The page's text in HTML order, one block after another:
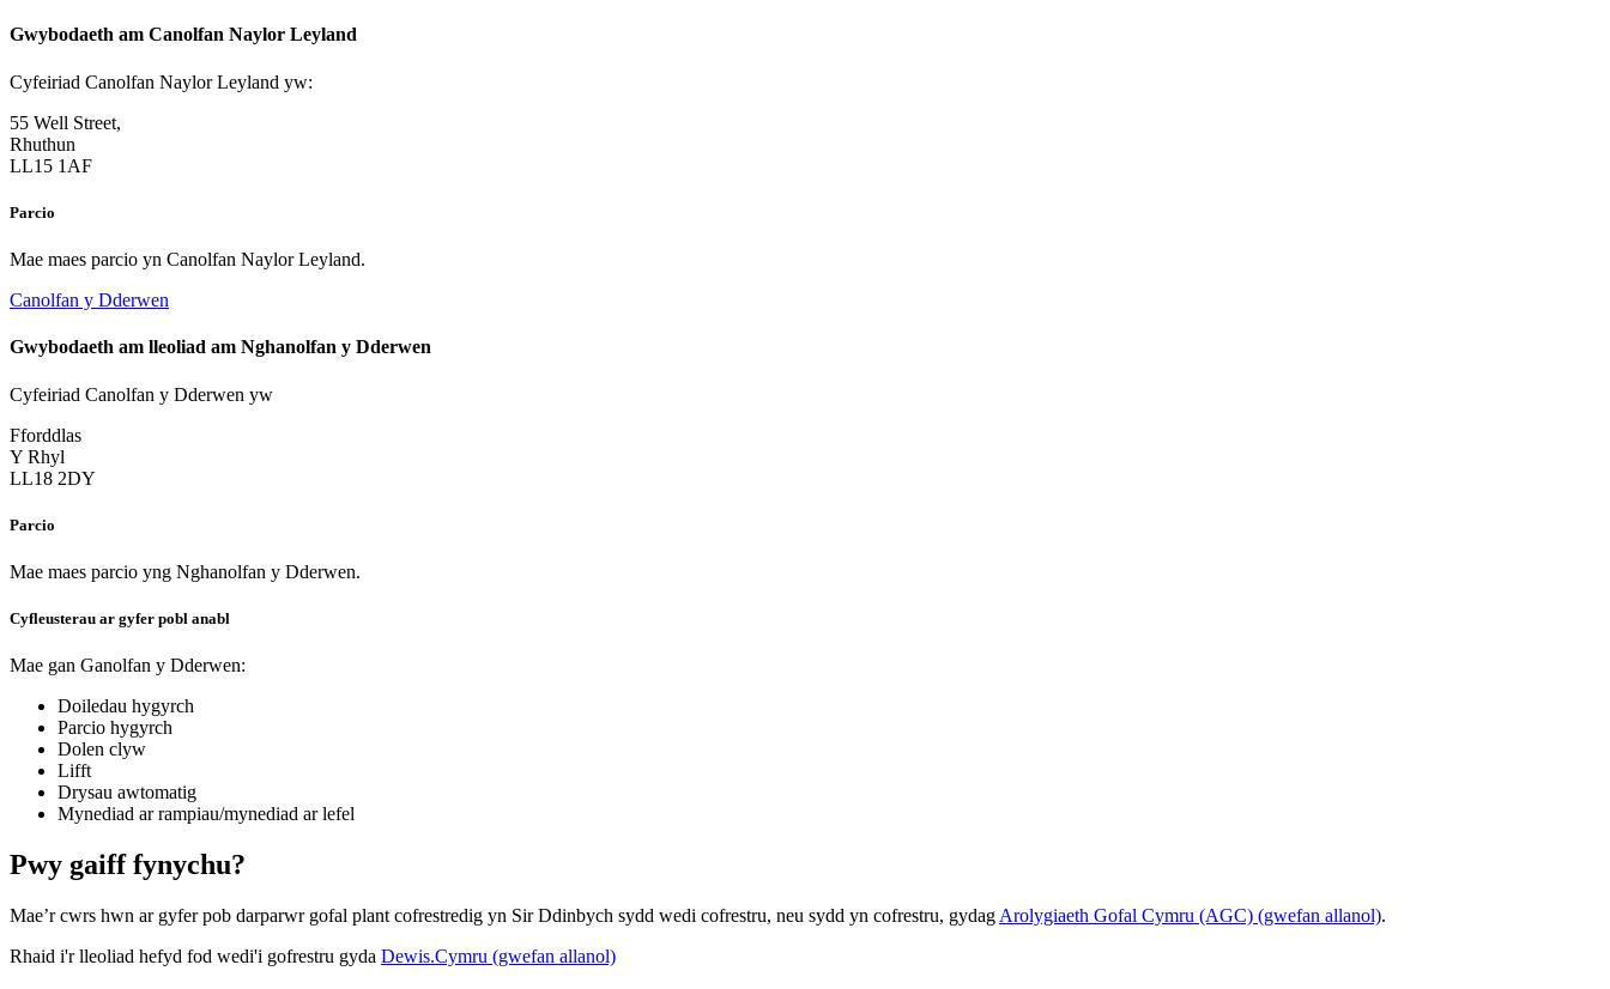
Gwybodaeth am Canolfan Naylor Leyland
Cyfeiriad Canolfan Naylor Leyland yw:
55 Well Street,
Rhuthun
LL15 1AF
Parcio
Mae maes parcio yn Canolfan Naylor Leyland.
Canolfan y Dderwen
Gwybodaeth am lleoliad am Nghanolfan y Dderwen
Cyfeiriad Canolfan y Dderwen yw
Fforddlas
Y Rhyl
LL18 2DY
Parcio
Mae maes parcio yng Nghanolfan y Dderwen.
Cyfleusterau ar gyfer pobl anabl
Mae gan Ganolfan y Dderwen:
Doiledau hygyrch
Parcio hygyrch
Dolen clyw
Lifft
Drysau awtomatig
Mynediad ar rampiau/mynediad ar lefel
Pwy gaiff fynychu?
Mae’r cwrs hwn ar gyfer pob darparwr gofal plant cofrestredig yn Sir Ddinbych sydd wedi cofrestru, neu sydd yn cofrestru, gydag Arolygiaeth Gofal Cymru (AGC) (gwefan allanol).
Rhaid i'r lleoliad hefyd fod wedi'i gofrestru gyda Dewis.Cymru (gwefan allanol)